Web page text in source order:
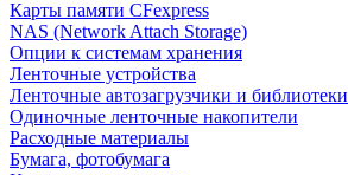
Карты памяти CFexpress
NAS (Network Attach Storage)
Опции к системам хранения
Ленточные устройства
Ленточные автозагрузчики и библиотеки
Одиночные ленточные накопители
Расходные материалы
Бумага, фотобумага